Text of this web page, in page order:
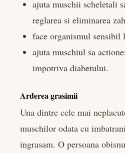
ajuta muschii scheletali
reglarea si eliminarea
face organismul sensibil
ajuta muschiul sa
impotriva diabetului.
Arderea grasimii
Una dintre cele mai
muschilor odata cu
ingrasam. O persoana